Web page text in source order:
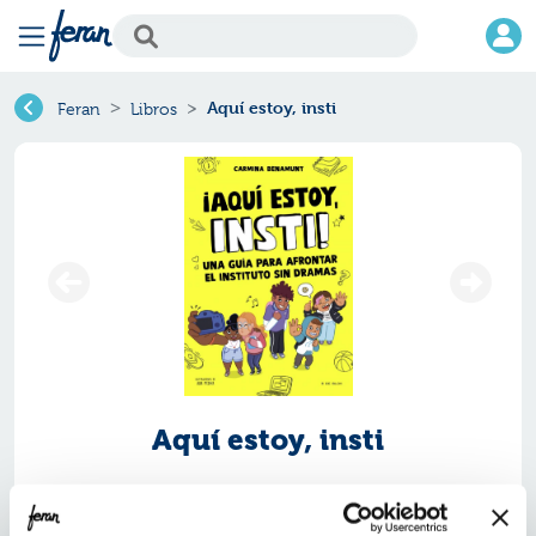
Feran Libros Aquí estoy, insti
Aquí estoy, insti
ISBN: